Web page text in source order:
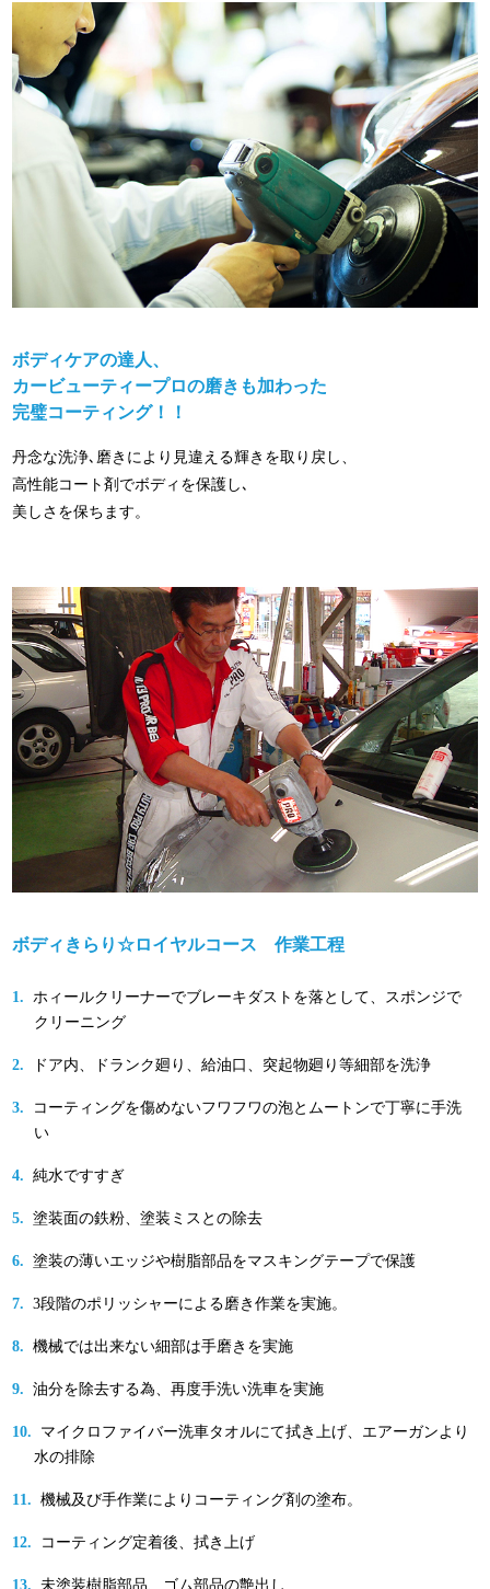
ボディケアの達人、
カービューティープロの磨きも加わった
完璧コーティング！！
丹念な洗浄､磨きにより見違える輝きを取り戻し、
高性能コート剤でボディを保護し､
美しさを保ちます。
ボディきらり☆ロイヤルコース 作業工程
ホィールクリーナーでブレーキダストを落として、スポンジで
クリーニング
ドア内、ドランク廻り、給油口、突起物廻り等細部を洗浄
コーティングを傷めないフワフワの泡とムートンで丁寧に手洗
い
純水ですすぎ
塗装面の鉄粉、塗装ミスとの除去
塗装の薄いエッジや樹脂部品をマスキングテープで保護
3段階のポリッシャーによる磨き作業を実施。
機械では出来ない細部は手磨きを実施
油分を除去する為、再度手洗い洗車を実施
マイクロファイバー洗車タオルにて拭き上げ、エアーガンより
水の排除
機械及び手作業によりコーティング剤の塗布。
コーティング定着後、拭き上げ
未塗装樹脂部品、ゴム部品の艶出し